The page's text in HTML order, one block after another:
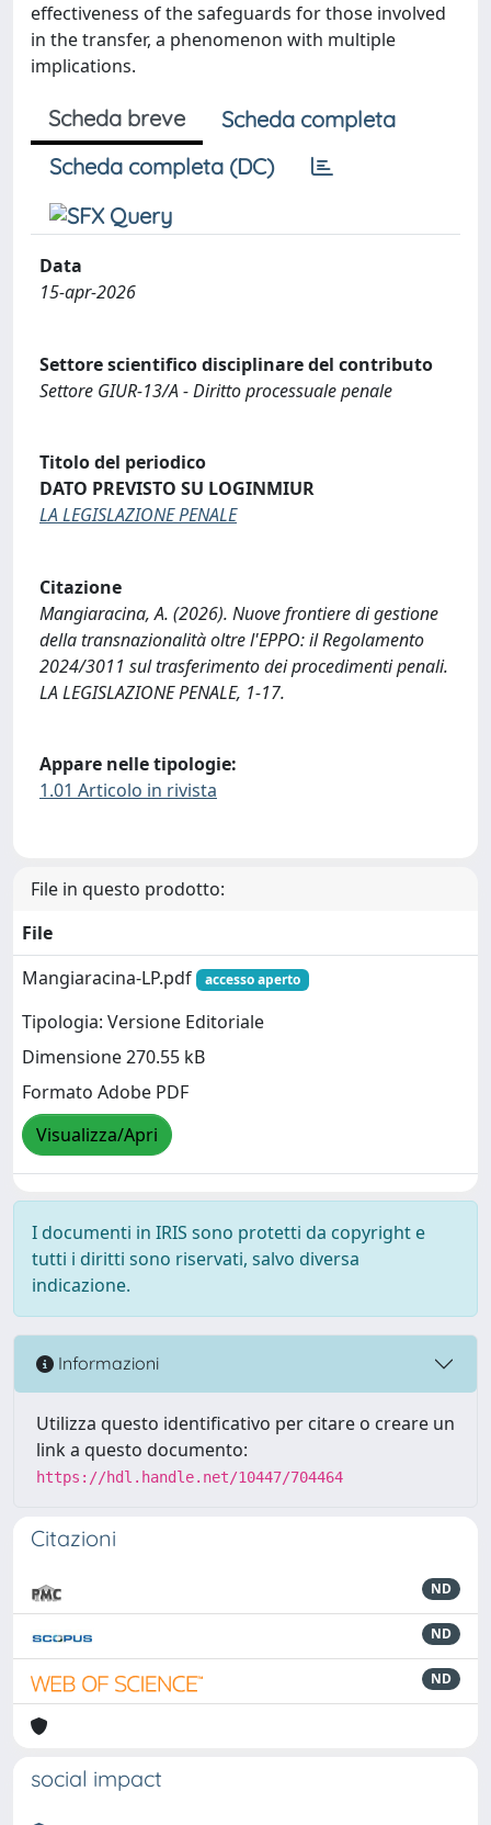
effectiveness of the safeguards for those involved
in the transfer, a phenomenon with multiple
implications.
Scheda breve
Scheda completa
Scheda completa (DC)
Data
15-apr-2026
Settore scientifico disciplinare del contributo
Settore GIUR-13/A - Diritto processuale penale
Titolo del periodico
DATO PREVISTO SU LOGINMIUR
LA LEGISLAZIONE PENALE
Citazione
Mangiaracina, A. (2026). Nuove frontiere di gestione
della transnazionalità oltre l'EPPO: il Regolamento
2024/3011 sul trasferimento dei procedimenti penali.
LA LEGISLAZIONE PENALE, 1-17.
Appare nelle tipologie:
1.01 Articolo in rivista
File in questo prodotto:
File
Mangiaracina-LP.pdf
accesso aperto
Tipologia: Versione Editoriale
Dimensione 270.55 kB
Formato Adobe PDF
Visualizza/Apri
I documenti in IRIS sono protetti da copyright e
tutti i diritti sono riservati, salvo diversa
indicazione.
Informazioni
Utilizza questo identificativo per citare o creare un
link a questo documento:
https://hdl.handle.net/10447/704464
Citazioni
ND
ND
ND
social impact